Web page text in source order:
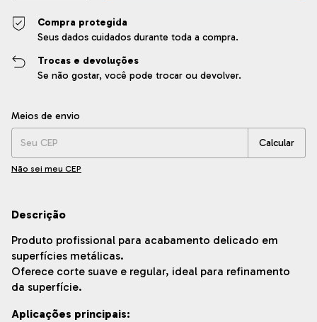
Compra protegida
Seus dados cuidados durante toda a compra.
Trocas e devoluções
Se não gostar, você pode trocar ou devolver.
Entregas para o CEP:
Meios de envio
Calcular
Não sei meu CEP
Descrição
Produto profissional para acabamento delicado em
superfícies metálicas.
Oferece corte suave e regular, ideal para refinamento
da superfície.
Aplicações principais: